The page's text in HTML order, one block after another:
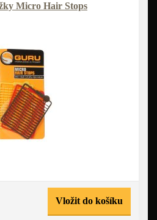
Micro Hair Stops
Vložit do košíku